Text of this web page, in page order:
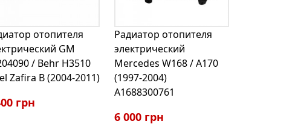
отопителя
GM
/ Behr H3510
Zafira В (2004-2011)
грн
Радиатор отопителя
электрический
Mercedes W168 / A170
(1997-2004)
A1688300761
6 000 грн